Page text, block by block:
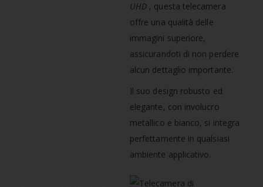
UHD , questa telecamera
offre una qualità delle
immagini superiore,
assicurandoti di non perdere
alcun dettaglio importante.
Il suo design robusto ed
elegante, con involucro
metallico e bianco, si integra
perfettamente in qualsiasi
ambiente applicativo.